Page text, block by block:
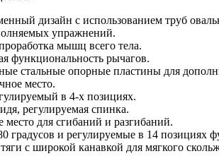
дизайн с использованием труб
упражнений.
мышц всего тела.
функциональность рычагов.
стальные опорные пластины для
место.
в 4-х позициях.
регулируемая спинка.
место для сгибаний и разгибаний.
градусов и регулируемые в 14 позициях
с широкой канавкой для мягкого